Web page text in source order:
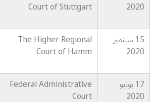
2020
Court of Stuttgart
15 سبتمبر
2020
The Higher Regional
Court of Hamm
17 يونيو
2020
Federal Administrative
Court